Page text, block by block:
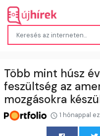
Több mint húsz
feszültség az
mozgásokra
1 hónappal